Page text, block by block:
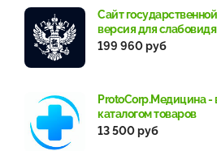
Сайт
версия для
199 960 руб
ProtoCorp.Медицина -
каталогом товаров
13 500 руб